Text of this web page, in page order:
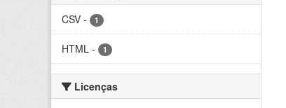
CSV - 1
HTML - 1
Licenças